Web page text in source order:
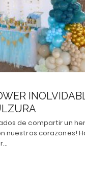
de compartir un
nuestros corazones!